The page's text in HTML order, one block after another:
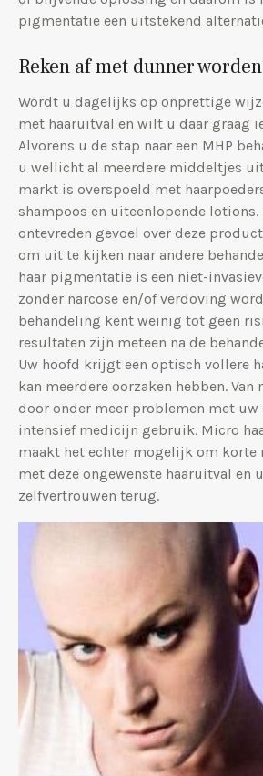
pigmentatie een uitstekend
Reken af met dunner
Wordt u dagelijks op onprettige
met haaruitval en wilt u daar graag
Alvorens u de stap naar een MHP
u wellicht al meerdere middeltjes
markt is overspoeld met
shampoos en uiteenlopende lotions.
ontevreden gevoel over deze
om uit te kijken naar andere
haar pigmentatie is een niet-
zonder narcose en/of verdoving
behandeling kent weinig tot geen
resultaten zijn meteen na de
Uw hoofd krijgt een optisch vollere
kan meerdere oorzaken hebben. Van
door onder meer problemen met
intensief medicijn gebruik. Micro
maakt het echter mogelijk om korte
met deze ongewenste haaruitval en
zelfvertrouwen terug.